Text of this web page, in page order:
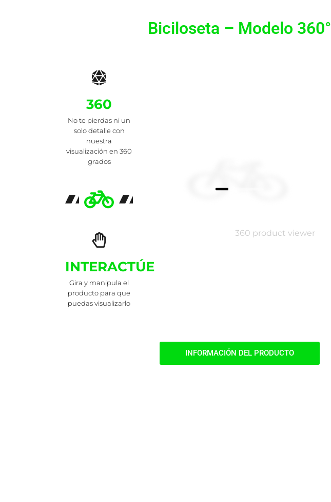
Biciloseta – Modelo 360°
360
No te pierdas ni un
solo detalle con
nuestra
visualización en 360
grados
INTERACTÚE
Gira y manipula el
producto para que
puedas visualizarlo
360 product viewer
INFORMACIÓN DEL PRODUCTO